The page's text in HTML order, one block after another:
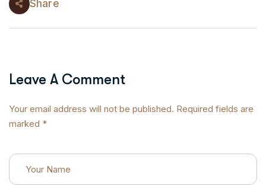
Share
Leave A Comment
Your email address will not be published. Required fields are
marked *